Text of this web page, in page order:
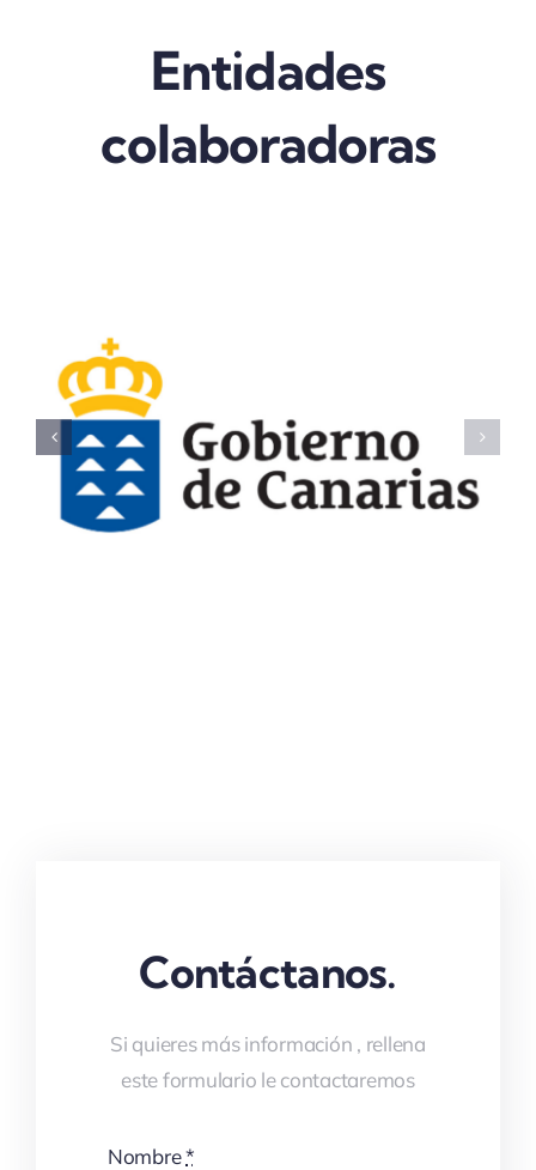
Entidades
colaboradoras
Contáctanos.
Si quieres más información , rellena
este formulario le contactaremos
Nombre*